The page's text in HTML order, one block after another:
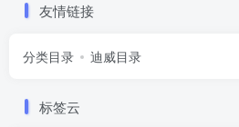
友情链接
分类目录 迪威目录
标签云